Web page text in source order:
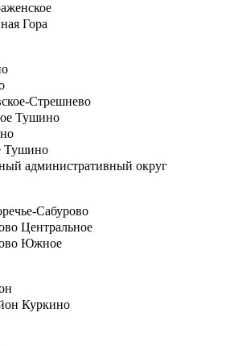
Гора
Стрешнево
Тушино
Тушино
административный округ
Сабурово
Центральное
Южное
Куркино